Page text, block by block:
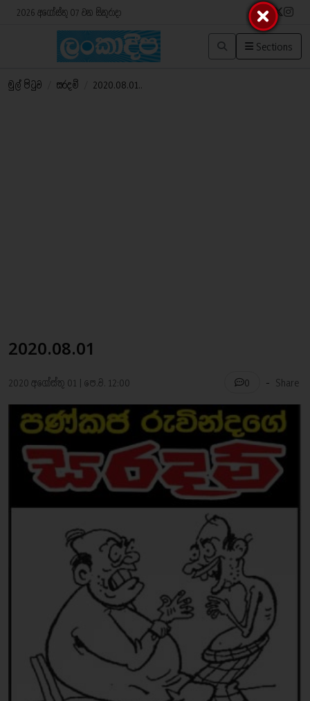
2026 අගෝස්තු 07 වන සිකුරාදා
Sections
මුල් පිටුව සරදම් 2020.08.01..
2020.08.01
2020 අගෝස්තු 01 | පෙ.ව. 12:00 0 - Share